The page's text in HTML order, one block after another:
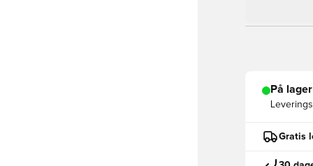
På
Gratis